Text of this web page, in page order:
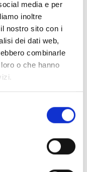
media e per
inoltre
nostro sito con i
dei dati web,
combinarle
o che hanno